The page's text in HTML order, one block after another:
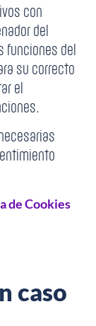
con
del
funciones del
su correcto
el
de Cookies
caso